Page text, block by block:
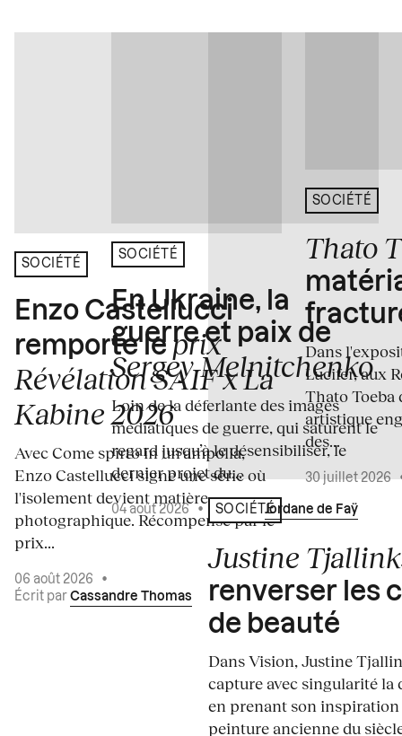
SOCIÉTÉ
Enzo Castellucci
remporte le prix
Révélation SAIF x La
Kabine 2026
Avec Come spirto in un'ampolla,
Enzo Castellucci signe une série où
l'isolement devient matière
photographique. Récompensé par le
prix...
06 août 2026
•
Écrit par Cassandre Thomas
SOCIÉTÉ
En Ukraine, la
guerre et paix de
Sergey Melnitchenko
Loin de la déferlante des images
médiatiques de guerre, qui saturent le
regard jusqu’à le désensibiliser, le
dernier projet du...
04 août 2026 • Écrit par Jordane de Faÿ
SOCIÉTÉ
Justine
renverser les
de beauté
Dans Vision, Justine
capture avec singularité la
en prenant son inspiration
peinture ancienne du
SOCIÉTÉ
Thato
Dans
Lucifer, aux
Thato Toeba
artistique
des...
30 juillet 2026